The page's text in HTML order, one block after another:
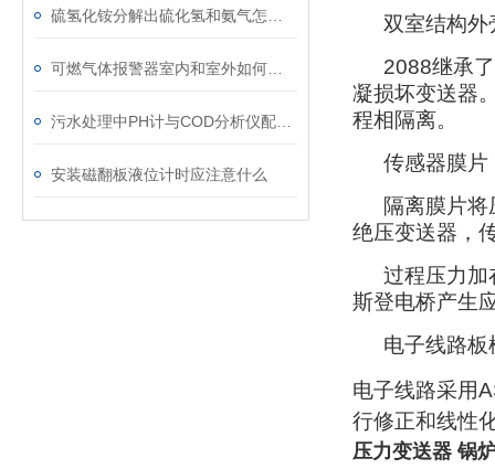
安装磁翻板液位计时应注意什么
双室结构外
2088继承了
凝损坏变送器
程相隔离。
传感器膜片
隔离膜片将
绝压变送器，
过程压力加
斯登电桥产生
电子线路板
电子线路采用
行修正和线性
压力变送器 锅